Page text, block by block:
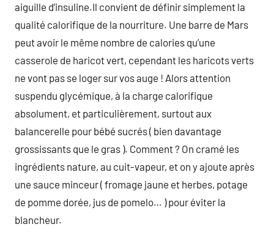
aiguille d’insuline.Il convient de définir simplement la
qualité calorifique de la nourriture. Une barre de Mars
peut avoir le même nombre de calories qu’une
casserole de haricot vert, cependant les haricots verts
ne vont pas se loger sur vos auge ! Alors attention
suspendu glycémique, à la charge calorifique
absolument, et particulièrement, surtout aux
balancerelle pour bébé sucrés ( bien davantage
grossissants que le gras ). Comment ? On cramé les
ingrédients nature, au cuit-vapeur, et on y ajoute après
une sauce minceur ( fromage jaune et herbes, potage
de pomme dorée, jus de pomelo… ) pour éviter la
blancheur.